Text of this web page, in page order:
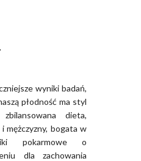
wyniki badań,
płodność ma styl
dieta,
mężczyzny, bogata w
pokarmowe o
dla zachowania